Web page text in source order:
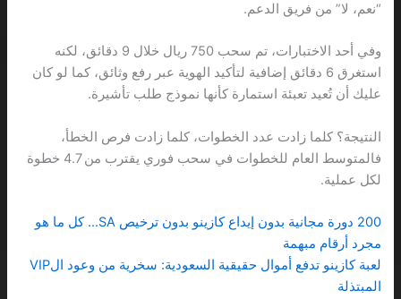
“نعم، لا” من فريق الدعم.
وفي أحد الاختبارات، تم سحب 750 ريال خلال 9 دقائق، لكنه
استغرق 6 دقائق إضافية لتأكيد الهوية عبر رفع وثائق، كما لو كان
عليك أن تُعيد تعبئة استمارة كأنها نموذج طلب تأشيرة.
النتيجة؟ كلما زادت عدد الخطوات، كلما زادت فرص الخطأ،
فالمتوسط العام للخطوات في سحب فوري يقترب من 4.7 خطوة
لكل عملية.
200 دورة مجانية بدون إيداع كازينو بدون ترخيص SA… كل ما هو
مجرد أرقام مبهمة
لعبة كازينو تدفع أموال حقيقية السعودية: سخرية من وعود الVIP
المبتذلة